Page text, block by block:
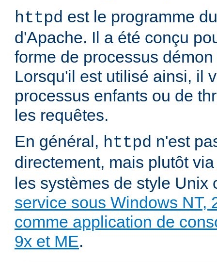
httpd est le programme
d'Apache. Il a été conçu
forme de processus
Lorsqu'il est utilisé ainsi, il
processus enfants ou de
les requêtes.
En général, httpd n'est
directement, mais plutôt
les systèmes de style Unix
service sous Windows NT,
comme application de
9x et ME.